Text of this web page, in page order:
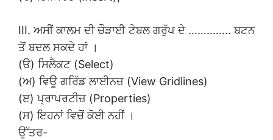
III. ਅਸੀਂ ਕਾਲਮ ਦੀ ਚੌੜਾਈ ਟੇਬਲ ਗਰੁੱਪ ਦੇ ………….. ਬਟਨ
ਤੋਂ ਬਦਲ ਸਕਦੇ ਹਾਂ ।
(ੳ) ਸਿਲੈਕਟ (Select)
(ਅ) ਵਿਊ ਗਰਿੱਡ ਲਾਈਨਜ਼ (View Gridlines)
(ੲ) ਪ੍ਰਾਪਰਟੀਜ਼ (Properties)
(ਸ) ਇਹਨਾਂ ਵਿਚੋਂ ਕੋਈ ਨਹੀਂ ।
ਉੱਤਰ-